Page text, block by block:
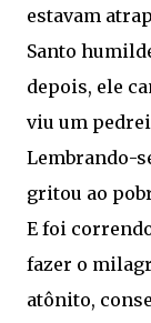
estavam
Santo
depois, ele
viu um
Lembrando-
gritou ao
E foi
fazer o
atônito,